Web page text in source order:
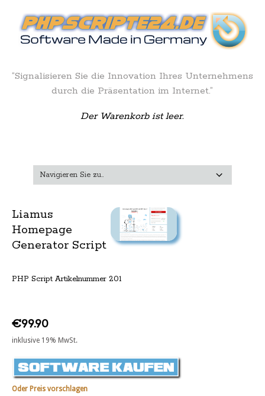
“Signalisieren Sie die Innovation Ihres Unternehmens
durch die Präsentation im Internet.”
Der Warenkorb ist leer.
Liamus
Homepage
Generator Script
PHP Script Artikelnummer 201
€99.90
inklusive 19% MwSt.
Oder Preis vorschlagen